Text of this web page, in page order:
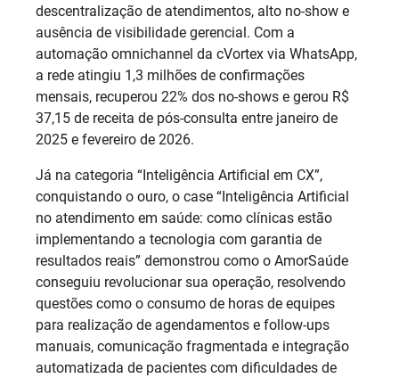
descentralização de atendimentos, alto no-show e
ausência de visibilidade gerencial. Com a
automação omnichannel da cVortex via WhatsApp,
a rede atingiu 1,3 milhões de confirmações
mensais, recuperou 22% dos no-shows e gerou R$
37,15 de receita de pós-consulta entre janeiro de
2025 e fevereiro de 2026.
Já na categoria “Inteligência Artificial em CX”,
conquistando o ouro, o case “Inteligência Artificial
no atendimento em saúde: como clínicas estão
implementando a tecnologia com garantia de
resultados reais” demonstrou como o AmorSaúde
conseguiu revolucionar sua operação, resolvendo
questões como o consumo de horas de equipes
para realização de agendamentos e follow-ups
manuais, comunicação fragmentada e integração
automatizada de pacientes com dificuldades de